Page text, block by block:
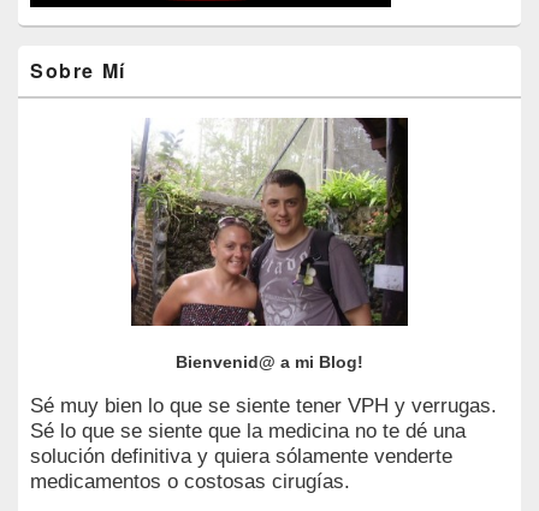
Sobre Mí
Bienvenid@ a mi Blog!
Sé muy bien lo que se siente tener VPH y verrugas.
Sé lo que se siente que la medicina no te dé una
solución definitiva y quiera sólamente venderte
medicamentos o costosas cirugías.